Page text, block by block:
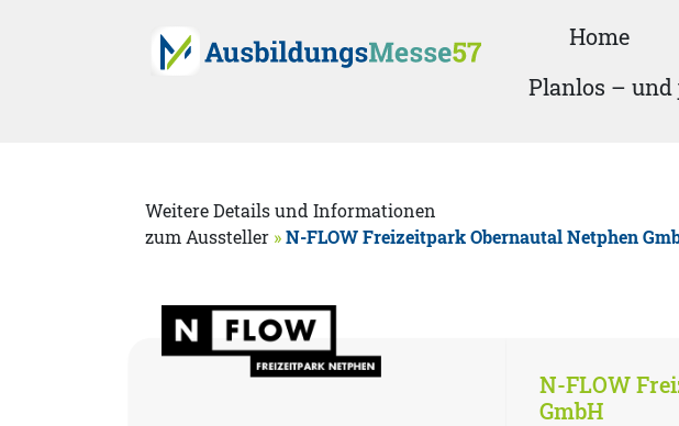
Home
Planlos – und
Weitere Details und Informationen
zum Aussteller »N-FLOW Freizeitpark Obernautal Netphen
N-FLOW
GmbH